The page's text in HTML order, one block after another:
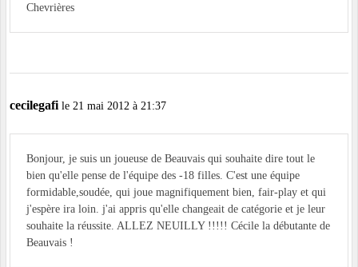
Chevrières
cecilegafi le 21 mai 2012 à 21:37
Bonjour, je suis un joueuse de Beauvais qui souhaite dire tout le
bien qu'elle pense de l'équipe des -18 filles. C'est une équipe
formidable,soudée, qui joue magnifiquement bien, fair-play et qui
j'espère ira loin. j'ai appris qu'elle changeait de catégorie et je leur
souhaite la réussite. ALLEZ NEUILLY !!!!! Cécile la débutante de
Beauvais !